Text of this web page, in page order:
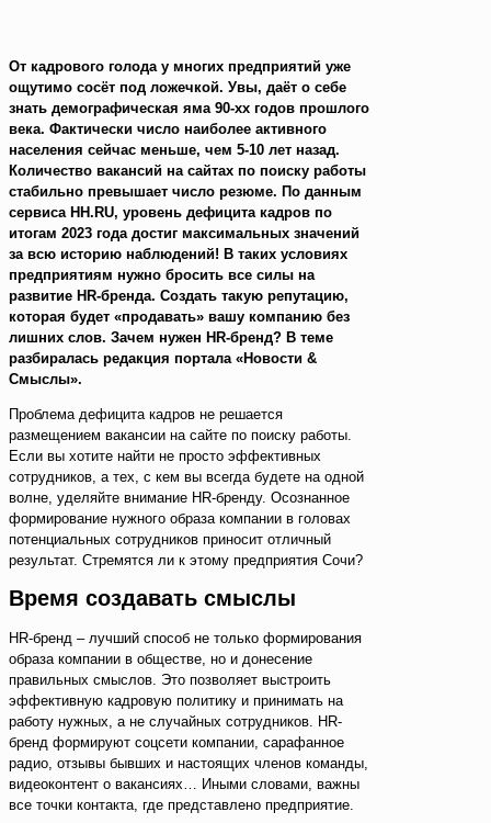
От кадрового голода у многих предприятий уже
ощутимо сосёт под ложечкой. Увы, даёт о себе
знать демографическая яма 90-хх годов прошлого
века. Фактически число наиболее активного
населения сейчас меньше, чем 5-10 лет назад.
Количество вакансий на сайтах по поиску работы
стабильно превышает число резюме. По данным
сервиса HH.RU, уровень дефицита кадров по
итогам 2023 года достиг максимальных значений
за всю историю наблюдений! В таких условиях
предприятиям нужно бросить все силы на
развитие HR-бренда. Создать такую репутацию,
которая будет «продавать» вашу компанию без
лишних слов. Зачем нужен HR-бренд? В теме
разбиралась редакция портала «Новости &
Смыслы».
Проблема дефицита кадров не решается
размещением вакансии на сайте по поиску работы.
Если вы хотите найти не просто эффективных
сотрудников, а тех, с кем вы всегда будете на одной
волне, уделяйте внимание HR-бренду. Осознанное
формирование нужного образа компании в головах
потенциальных сотрудников приносит отличный
результат. Стремятся ли к этому предприятия Сочи?
Время создавать смыслы
HR-бренд – лучший способ не только формирования
образа компании в обществе, но и донесение
правильных смыслов. Это позволяет выстроить
эффективную кадровую политику и принимать на
работу нужных, а не случайных сотрудников. HR-
бренд формируют соцсети компании, сарафанное
радио, отзывы бывших и настоящих членов команды,
видеоконтент о вакансиях… Иными словами, важны
все точки контакта, где представлено предприятие.